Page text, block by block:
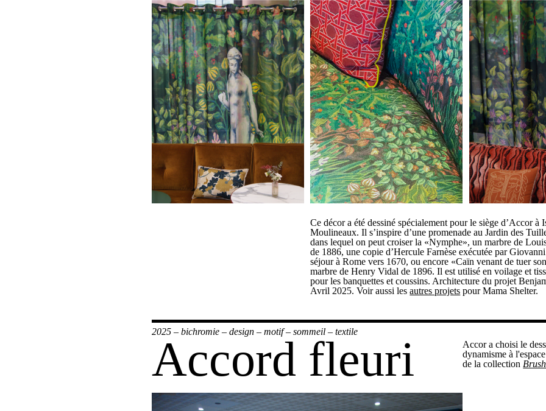
Ce décor a été dessiné spécialement pour le siège d’Accor à
Moulineaux. Il s’inspire d’une promenade au Jardin des
dans lequel on peut croiser la «Nymphe», un marbre de
de 1886, une copie d’Hercule Farnèse exécutée par
séjour à Rome vers 1670, ou encore «Caïn venant de tuer
marbre de Henry Vidal de 1896. Il est utilisé en voilage et
pour les banquettes et coussins. Architecture du projet
Avril 2025. Voir aussi lesautres projets pour Mama Shelter.
2025 – bichromie – design – motif– sommeil – textile
Accord fleuri
Accor a choisi le
dynamisme à
de la collection Brush